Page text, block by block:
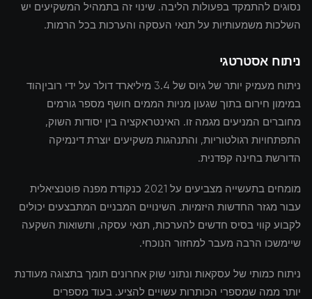
נסוגים להתמקד בפעולות הליבה. שינוי זה בתמהיל המשקיעים יש
השלכות משמעותיות על תנאי העסקה והערכות בכל הרמות.
ניתוח אסטרטגי
ניתוח מעמיק יותר של גיוס של 3.4 מיליארד דולר על ידי רוביןהוד
במימון חירום בתוך שגעון מניות הממים חושף מספר גורמים
מחוברים המניעים מגמה זו. האינטראקציה בין יסודות השוק,
התפתחויות רגולטוריות, והתנהגות משקיעים יוצרת דינמיקה
הדורשת בחינה קפדנית.
מומחים בתעשייה מצביעים על 2021 כנקודת מפנה פוטנציאלית
עבור מגזר החדשות היזמיות. השינויים המבניים המתבצעים יכולים
לקבוע קווי בסיס חדשים להערכות, תנאי עסקה, ותשואות השקעה
שיימשכו הרבה מעבר למחזור הנוכחי.
ניתוח כמותי של עסקאות ונתוני שוק אחרונים תומך בתצוגה מעודנת
יותר ממה שמספרי הכותרות עשויים להציע. בעוד מספרים